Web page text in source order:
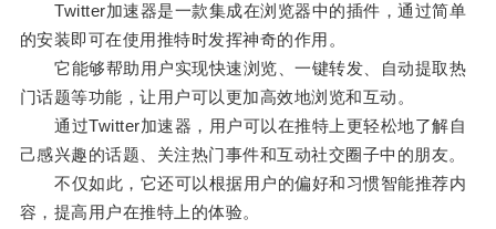
Twitter加速器是一款集成在浏览器中的插件，通过简单
的安装即可在使用推特时发挥神奇的作用。
它能够帮助用户实现快速浏览、一键转发、自动提取热
门话题等功能，让用户可以更加高效地浏览和互动。
通过Twitter加速器，用户可以在推特上更轻松地了解自
己感兴趣的话题、关注热门事件和互动社交圈子中的朋友。
不仅如此，它还可以根据用户的偏好和习惯智能推荐内
容，提高用户在推特上的体验。